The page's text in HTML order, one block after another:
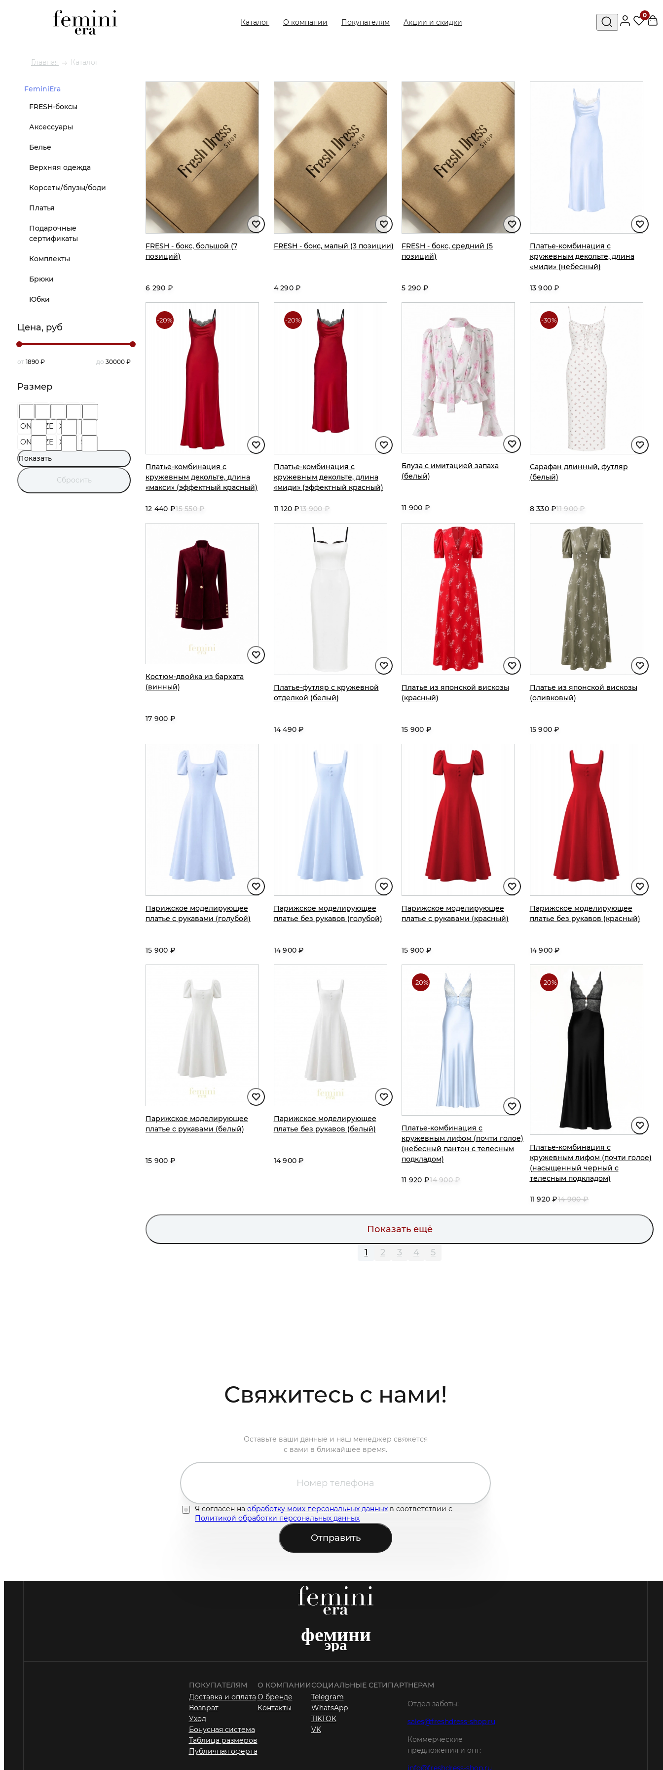
Каталог О компании Покупателям Акции и скидки
0
Главная Каталог
FeminiEra
FRESH-боксы
Аксессуары
Белье
Верхняя одежда
Корсеты/блузы/боди
Платья
Подарочные
сертификаты
Комплекты
Брюки
Юбки
Цена, руб
от 1890 ₽ до 30000 ₽
Размер
ONE SIZE
XS/S
ONE SIZE
XS-S S-M
FRESH - бокс, большой (7
позиций)
6 290 ₽
FRESH - бокс, малый (3 позиции)
4 290 ₽
FRESH - бокс, средний (5
позиций)
5 290 ₽
Платье-комбинация с
кружевным декольте, длина
«миди» (небесный)
13 900 ₽
-20%
Платье-комбинация с
кружевным декольте, длина
«макси» (эффектный красный)
12 440 ₽15 550 ₽
-20%
Платье-комбинация с
кружевным декольте, длина
«миди» (эффектный красный)
11 120 ₽13 900 ₽
Блуза с имитацией запаха
(белый)
11 900 ₽
-30%
Сарафан длинный, футляр
(белый)
8 330 ₽11 900 ₽
Костюм-двойка из бархата
(винный)
17 900 ₽
Платье-футляр с кружевной
отделкой (белый)
14 490 ₽
Платье из японской вискозы
(красный)
15 900 ₽
Платье из японской вискозы
(оливковый)
15 900 ₽
Парижское моделирующее
платье с рукавами (голубой)
15 900 ₽
Парижское моделирующее
платье без рукавов (голубой)
14 900 ₽
Парижское моделирующее
платье с рукавами (красный)
15 900 ₽
Парижское моделирующее
платье без рукавов (красный)
14 900 ₽
Парижское моделирующее
платье с рукавами (белый)
15 900 ₽
Парижское моделирующее
платье без рукавов (белый)
14 900 ₽
-20%
Платье-комбинация с
кружевным лифом (почти голое)
(небесный пантон с телесным
подкладом)
11 920 ₽14 900 ₽
-20%
Платье-комбинация с
кружевным лифом (почти голое)
(насыщенный черный с
телесным подкладом)
11 920 ₽14 900 ₽
Показать ещё
1 2 3 4 5
Свяжитесь с нами!
Оставьте ваши данные и наш менеджер свяжется
с вами в ближайшее время.
Я согласен на обработку моих персональных данных в соответствии с
Политикой обработки персональных данных
Отправить
ПОКУПАТЕЛЯМ
Доставка и оплата
Возврат
Уход
Бонусная система
Таблица размеров
Публичная оферта
О КОМПАНИИ
О бренде
Контакты
СОЦИАЛЬНЫЕ СЕТИ
Telegram
WhatsApp
TIKTOK
VK
ПАРТНЕРАМ
Отдел заботы:
sales@freshdress-shop.ru
Коммерческие
предложения и опт:
info@freshdress-shop.ru